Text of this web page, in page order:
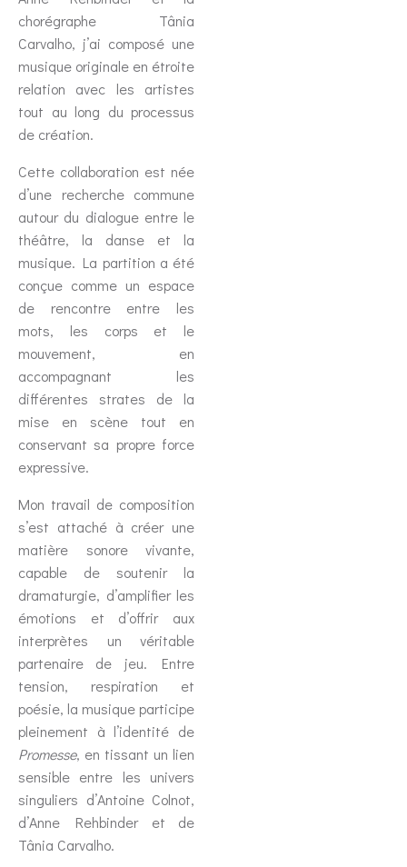
chorégraphe Tânia
Carvalho, j’ai composé une
musique originale en étroite
relation avec les artistes
tout au long du processus
de création.
Cette collaboration est née
d’une recherche commune
autour du dialogue entre le
théâtre, la danse et la
musique. La partition a été
conçue comme un espace
de rencontre entre les
mots, les corps et le
mouvement, en
accompagnant les
différentes strates de la
mise en scène tout en
conservant sa propre force
expressive.
Mon travail de composition
s’est attaché à créer une
matière sonore vivante,
capable de soutenir la
dramaturgie, d’amplifier les
émotions et d’offrir aux
interprètes un véritable
partenaire de jeu. Entre
tension, respiration et
poésie, la musique participe
pleinement à l’identité de
Promesse, en tissant un lien
sensible entre les univers
singuliers d’Antoine Colnot,
d’Anne Rehbinder et de
Tânia Carvalho.